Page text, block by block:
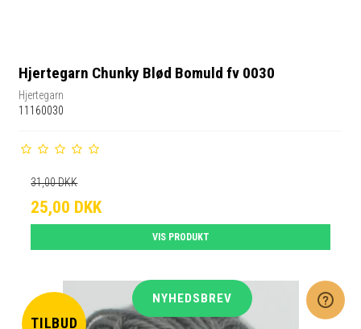
Hjertegarn Chunky Blød Bomuld fv 0030
Hjertegarn
11160030
31,00 DKK
25,00 DKK
VIS PRODUKT
TILBUD
NYHEDSBREV